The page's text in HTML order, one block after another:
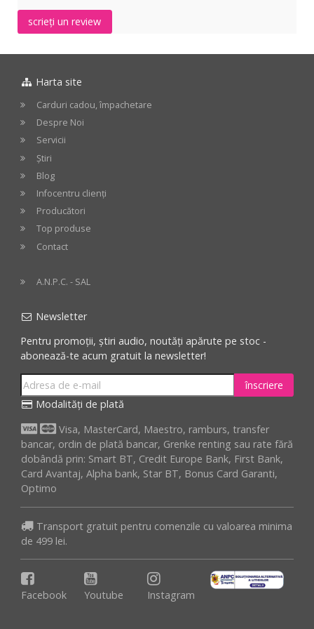
scrieți un review
Harta site
Carduri cadou, împachetare
Despre Noi
Servicii
Știri
Blog
Infocentru clienți
Producători
Top produse
Contact
A.N.P.C. - SAL
Newsletter
Pentru promoții, știri audio, noutăți apărute pe stoc -
abonează-te acum gratuit la newsletter!
înscriere
Modalități de plată
Visa, MasterCard, Maestro, ramburs, transfer
bancar, ordin de plată bancar, Grenke renting sau rate fără
dobândă prin: Smart BT, Credit Europe Bank, First Bank,
Card Avantaj, Alpha bank, Star BT, Bonus Card Garanti,
Optimo
Transport gratuit pentru comenzile cu valoarea minima
de 499 lei.
Facebook Youtube Instagram